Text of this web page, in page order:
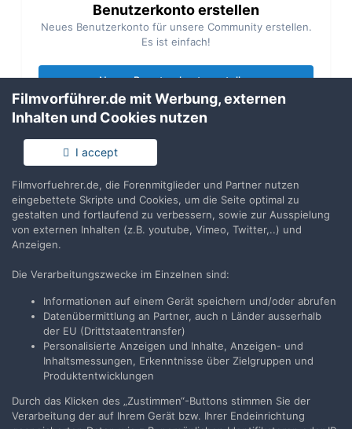
Benutzerkonto erstellen
Neues Benutzerkonto für unsere Community erstellen.
Es ist einfach!
Neues Benutzerkonto erstellen
Du hast bereits ein Benutzerkonto? Melde Dich hier an.
Jetzt anmelden
Teilen Folgen
Zur Themenübersicht
Filmvorführer.de via Google durchsuchen:
Filmvorführer.de mit Werbung, externen
Inhalten und Cookies nutzen
I accept
Filmvorfuehrer.de, die Forenmitglieder und Partner nutzen
eingebettete Skripte und Cookies, um die Seite optimal zu
gestalten und fortlaufend zu verbessern, sowie zur Ausspielung
von externen Inhalten (z.B. youtube, Vimeo, Twitter,..) und
Anzeigen.
Die Verarbeitungszwecke im Einzelnen sind:
Informationen auf einem Gerät speichern und/oder abrufen
Datenübermittlung an Partner, auch n Länder ausserhalb
der EU (Drittstaatentransfer)
Personalisierte Anzeigen und Inhalte, Anzeigen- und
Inhaltsmessungen, Erkenntnisse über Zielgruppen und
Produktentwicklungen
Durch das Klicken des „Zustimmen“-Buttons stimmen Sie der
Verarbeitung der auf Ihrem Gerät bzw. Ihrer Endeinrichtung